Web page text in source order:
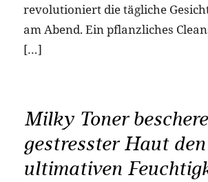
revolutioniert die tägliche
am Abend. Ein pflanzliches
[…]
Milky Toner
gestresster Haut den
ultimativen